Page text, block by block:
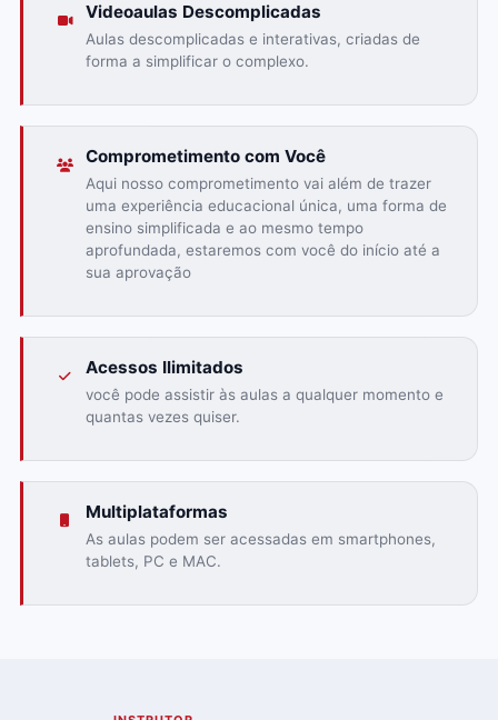
Videoaulas Descomplicadas
Aulas descomplicadas e interativas, criadas de
forma a simplificar o complexo.
Comprometimento com Você
Aqui nosso comprometimento vai além de trazer
uma experiência educacional única, uma forma de
ensino simplificada e ao mesmo tempo
aprofundada, estaremos com você do início até a
sua aprovação
Acessos Ilimitados
você pode assistir às aulas a qualquer momento e
quantas vezes quiser.
Multiplataformas
As aulas podem ser acessadas em smartphones,
tablets, PC e MAC.